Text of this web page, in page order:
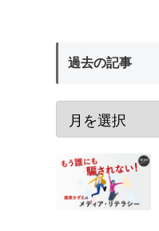
過去の記事